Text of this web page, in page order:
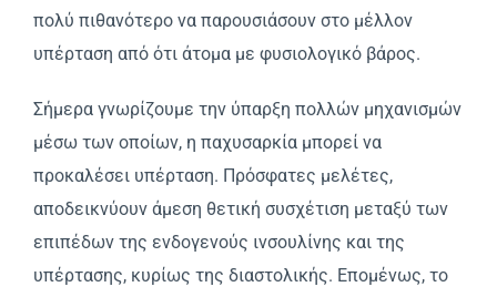
πολύ πιθανότερο να παρουσιάσουν στο μέλλον
υπέρταση από ότι άτομα με φυσιολογικό βάρος.
Σήμερα γνωρίζουμε την ύπαρξη πολλών μηχανισμών
μέσω των οποίων, η παχυσαρκία μπορεί να
προκαλέσει υπέρταση. Πρόσφατες μελέτες,
αποδεικνύουν άμεση θετική συσχέτιση μεταξύ των
επιπέδων της ενδογενούς ινσουλίνης και της
υπέρτασης, κυρίως της διαστολικής. Επομένως, το